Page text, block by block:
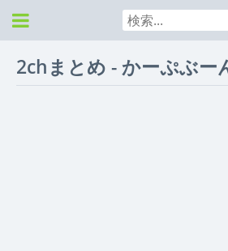
2chまとめ - かーぷぶー